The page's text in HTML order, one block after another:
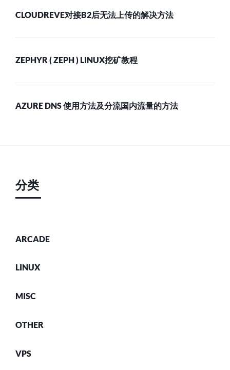
CLOUDREVE对接B2后无法上传的解决方法
ZEPHYR ( ZEPH ) LINUX挖矿教程
AZURE DNS 使用方法及分流国内流量的方法
分类
ARCADE
LINUX
MISC
OTHER
VPS